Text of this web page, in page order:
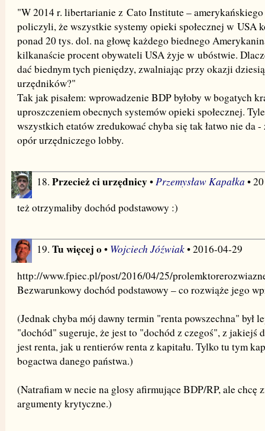
"W 2014 r. libertarianie z Cato Institute –
policzyli, że wszystkie systemy opieki społecznej w USA
ponad 20 tys. dol. na głowę każdego biednego
kilkanaście procent obywateli USA żyje w ubóstwie.
dać biednym tych pieniędzy, zwalniając przy okazji
urzędników?"
Tak jak pisałem: wprowadzenie BDP byłoby w bogatych
uproszczeniem obecnych systemów opieki społecznej.
wszystkich etatów zredukować chyba się tak łatwo nie da -
opór urzędniczego lobby.
18. Przecież ci urzędnicy•Przemysław Kapałka •
też otrzymaliby dochód podstawowy :)
19. Tu więcej o• Wojciech Jóźwiak• 2016-04-29
http://www.fpiec.pl/post/2016/04/25/
Bezwarunkowy dochód podstawowy – co rozwiąże jego
(Jednak chyba mój dawny termin "renta powszechna" był
"dochód" sugeruje, że jest to "dochód z czegoś", z jakiejś
jest renta, jak u rentierów renta z kapitału. Tylko tu tym
bogactwa danego państwa.)
(Natrafiam w necie na glosy afirmujące BDP/RP, ale chcę
argumenty krytyczne.)